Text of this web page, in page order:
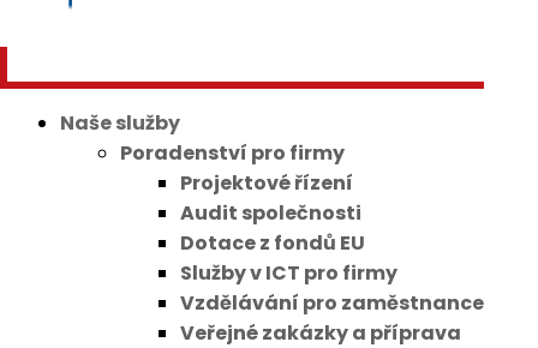
Naše služby
Poradenství pro firmy
Projektové řízení
Audit společnosti
Dotace z fondů EU
Služby v ICT pro firmy
Vzdělávání pro zaměstnance
Veřejné zakázky a příprava